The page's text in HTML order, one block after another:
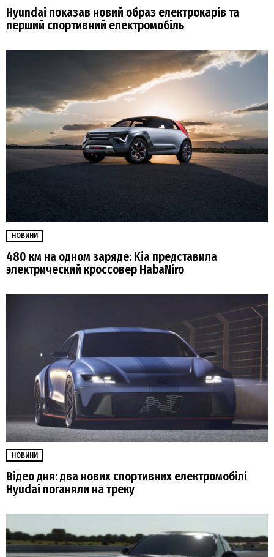
Hyundai показав новий образ електрокарів та
перший спортивний електромобіль
НОВИНИ
480 км на одном заряде: Kia представила
электрический кроссовер HabaNiro
НОВИНИ
Відео дня: два нових спортивних електромобілі
Hyudai поганяли на треку